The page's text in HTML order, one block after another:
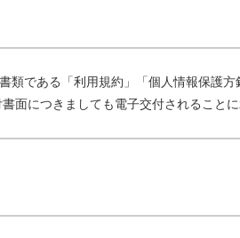
類である「利用規約」「個人情報保護
面につきましても電子交付されることに